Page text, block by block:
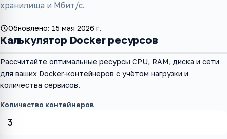
хранилища и Мбит/с.
Обновлено: 15 мая 2026 г.
Калькулятор Docker ресурсов
Рассчитайте оптимальные ресурсы CPU, RAM, диска и сети
для ваших Docker-контейнеров с учётом нагрузки и
количества сервисов.
Количество контейнеров